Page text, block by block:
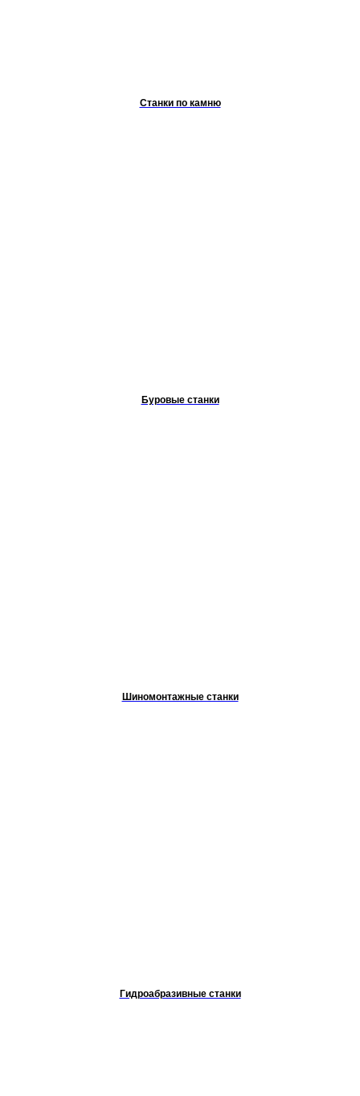
Станки по камню
Буровые станки
Шиномонтажные станки
Гидроабразивные станки